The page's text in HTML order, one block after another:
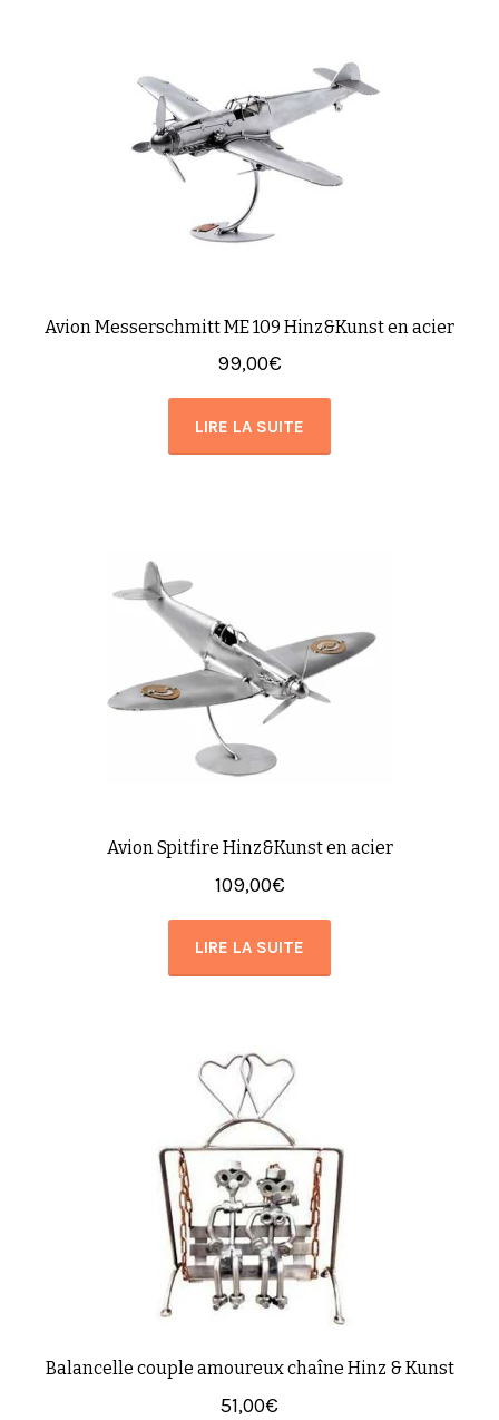
Avion Messerschmitt ME 109 Hinz&Kunst en acier
99,00€
LIRE LA SUITE
Avion Spitfire Hinz&Kunst en acier
109,00€
LIRE LA SUITE
Balancelle couple amoureux chaîne Hinz & Kunst
51,00€